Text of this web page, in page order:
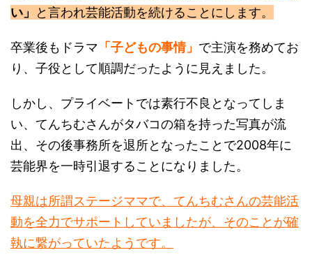
い」
と言われ芸能活動を続けることにします。
卒業後もドラマ 「子どもの事情」 で主演を務めてお
り、子役として順調だったように見えました。
しかし、プライベートでは素行不良となってしま
い、てんちむさんがタバコの箱を持った写真が流
出、その後事務所を退所となったことで2008年に
芸能界を一時引退することになりました。
母親は所謂ステージママで、てんちむさんの芸能活
動を全力でサポートしていましたが、そのことが確
執に繋がっていたようです。